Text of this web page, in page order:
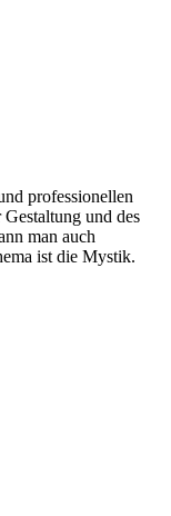
professionellen
und des
man auch
ist die Mystik.